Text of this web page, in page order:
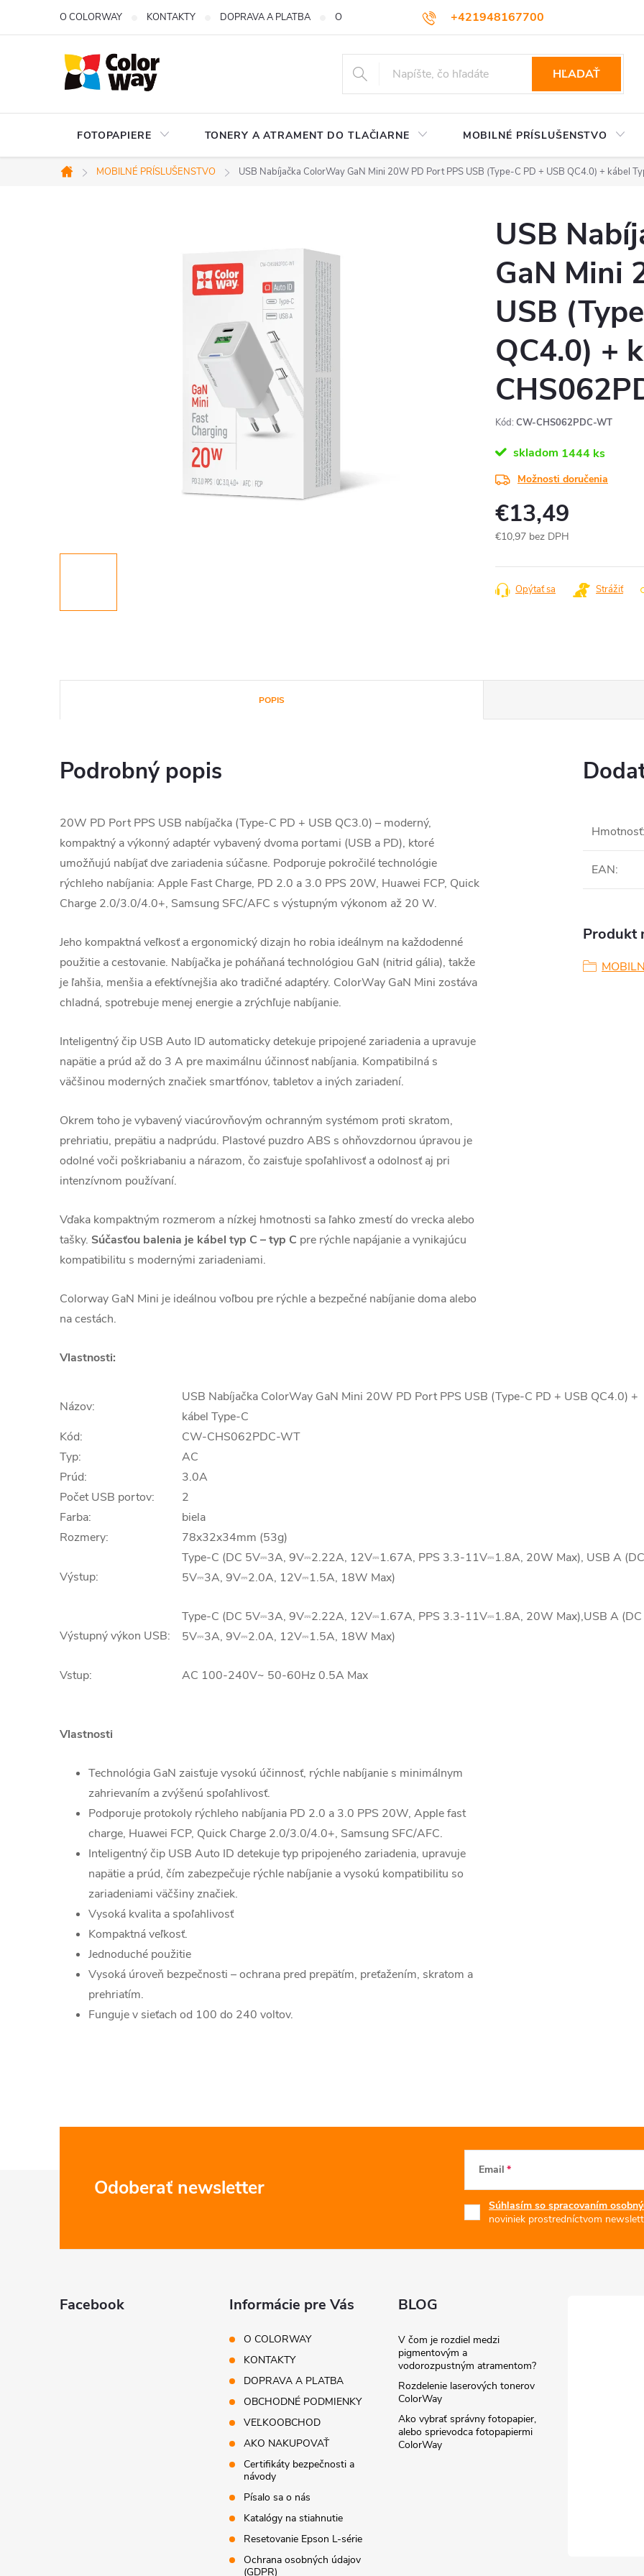
+421948167700
podpora@colorway.sk
O COLORWAY KONTAKTY DOPRAVA A PLATBA OBCHODNÉ PODMIENKY VEĽKOOBCHOD
HĽADAŤ
FOTOPAPIERE TONERY A ATRAMENT DO TLAČIARNE MOBILNÉ PRÍSLUŠENSTVO
Domov
MOBILNÉ PRÍSLUŠENSTVO USB Nabíjačka ColorWay GaN Mini 20W PD Port PPS USB (Type-C PD + USB QC4.0) + kábel
USB
GaN Mini
USB
QC4.0) +
Kód: CW-CHS062PDC-WT
skladom 1444 ks
Možnosti doručenia
€13,49
€10,97 bez DPH
cena:
Opýtať sa Strážiť
POPIS
Podrobný popis
20W PD Port PPS USB nabíjačka (Type-C PD + USB QC3.0) – moderný,
kompaktný a výkonný adaptér vybavený dvoma portami (USB a PD), ktoré
umožňujú nabíjať dve zariadenia súčasne. Podporuje pokročilé technológie
rýchleho nabíjania: Apple Fast Charge, PD 2.0 a 3.0 PPS 20W, Huawei FCP, Quick
Charge 2.0/3.0/4.0+, Samsung SFC/AFC s výstupným výkonom až 20 W.
Jeho kompaktná veľkosť a ergonomický dizajn ho robia ideálnym na každodenné
použitie a cestovanie. Nabíjačka je poháňaná technológiou GaN (nitrid gália), takže
je ľahšia, menšia a efektívnejšia ako tradičné adaptéry. ColorWay GaN Mini zostáva
chladná, spotrebuje menej energie a zrýchľuje nabíjanie.
Inteligentný čip USB Auto ID automaticky detekuje pripojené zariadenia a upravuje
napätie a prúd až do 3 A pre maximálnu účinnosť nabíjania. Kompatibilná s
väčšinou moderných značiek smartfónov, tabletov a iných zariadení.
Okrem toho je vybavený viacúrovňovým ochranným systémom proti skratom,
prehriatiu, prepätiu a nadprúdu. Plastové puzdro ABS s ohňovzdornou úpravou je
odolné voči poškriabaniu a nárazom, čo zaisťuje spoľahlivosť a odolnosť aj pri
intenzívnom používaní.
Vďaka kompaktným rozmerom a nízkej hmotnosti sa ľahko zmestí do vrecka alebo
tašky. Súčasťou balenia je kábel typ C – typ C pre rýchle napájanie a vynikajúcu
kompatibilitu s modernými zariadeniami.
Colorway GaN Mini je ideálnou voľbou pre rýchle a bezpečné nabíjanie doma alebo
na cestách.
Vlastnosti:
Názov:
USB Nabíjačka ColorWay GaN Mini 20W PD Port PPS USB (Type-C PD + USB QC4.0) +
kábel Type-C
Kód:
CW-CHS062PDC-WT
Typ:
AC
Prúd:
3.0A
Počet USB portov:
2
Farba:
biela
Rozmery:
78x32x34mm (53g)
Výstup:
Type-C (DC 5V⎓3A, 9V⎓2.22A, 12V⎓1.67A, PPS 3.3-11V⎓1.8A, 20W Max), USB A (DC
5V⎓3A, 9V⎓2.0A, 12V⎓1.5A, 18W Max)
Výstupný výkon USB:
Type-C (DC 5V⎓3A, 9V⎓2.22A, 12V⎓1.67A, PPS 3.3-11V⎓1.8A, 20W Max),USB A (DC
5V⎓3A, 9V⎓2.0A, 12V⎓1.5A, 18W Max)
Vstup: AC 100-240V~ 50-60Hz 0.5A Max
Vlastnosti
Technológia GaN zaisťuje vysokú účinnosť, rýchle nabíjanie s minimálnym
zahrievaním a zvýšenú spoľahlivosť.
Podporuje protokoly rýchleho nabíjania PD 2.0 a 3.0 PPS 20W, Apple fast
charge, Huawei FCP, Quick Charge 2.0/3.0/4.0+, Samsung SFC/AFC.
Inteligentný čip USB Auto ID detekuje typ pripojeného zariadenia, upravuje
napätie a prúd, čím zabezpečuje rýchle nabíjanie a vysokú kompatibilitu so
zariadeniami väčšiny značiek.
Vysoká kvalita a spoľahlivosť
Kompaktná veľkosť.
Jednoduché použitie
Vysoká úroveň bezpečnosti – ochrana pred prepätím, preťažením, skratom a
prehriatím.
Funguje v sieťach od 100 do 240 voltov.
Hmotnosť:
EAN:
Produkt
Odoberať newsletter
Email
Súhlasím so spracovaním
noviniek prostredníctvom
Facebook Informácie pre Vás
O COLORWAY
KONTAKTY
DOPRAVA A PLATBA
OBCHODNÉ PODMIENKY
VEĽKOOBCHOD
AKO NAKUPOVAŤ
Certifikáty bezpečnosti a
návody
Písalo sa o nás
Katalógy na stiahnutie
Resetovanie Epson L-série
Ochrana osobných údajov
(GDPR)
BLOG
V čom je rozdiel medzi
pigmentovým a
vodorozpustným atramentom?
Rozdelenie laserových tonerov
ColorWay
Ako vybrať správny fotopapier,
alebo sprievodca fotopapiermi
ColorWay